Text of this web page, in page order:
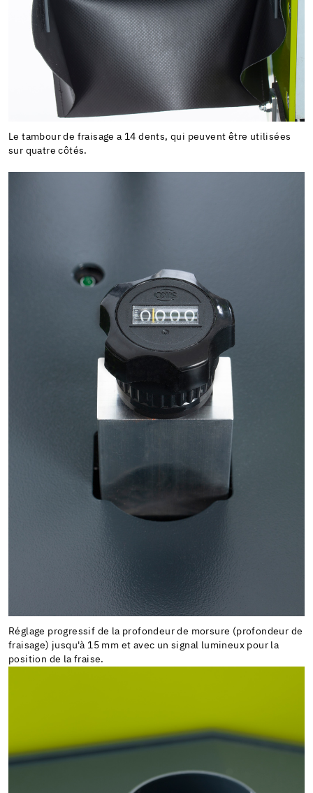
Le tambour de fraisage a 14 dents, qui peuvent être utilisées
sur quatre côtés.
Réglage progressif de la profondeur de morsure (profondeur de
fraisage) jusqu'à 15 mm et avec un signal lumineux pour la
position de la fraise.